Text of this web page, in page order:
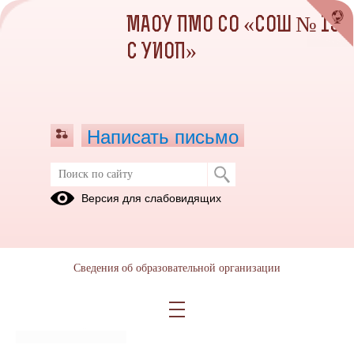
Публикации за Июнь 2025
Прием в 10 класс на
2025-2026 учебный год
Просмотров всего:
МАОУ ПМО СО «СОШ № 13
С УИОП»
Написать письмо
Версия для слабовидящих
Сведения об образовательной организации